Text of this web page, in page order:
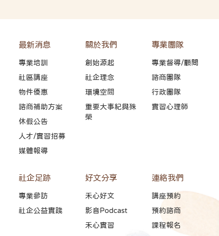
最新消息
專業培訓
社區講座
物件優惠
諮商補助方案
休假公告
人才/實習招募
媒體報導
關於我們
創始源起
社企理念
環境空間
重要大事紀與殊
榮
專業團隊
專業督導/顧問
諮商團隊
行政團隊
實習心理師
社企足跡
專業參訪
社企公益實踐
好文分享
禾心好文
影音Podcast
禾心實習
連絡我們
講座預約
預約諮商
課程報名